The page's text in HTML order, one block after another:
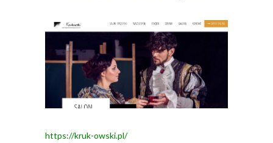
https://kruk-owski.pl/